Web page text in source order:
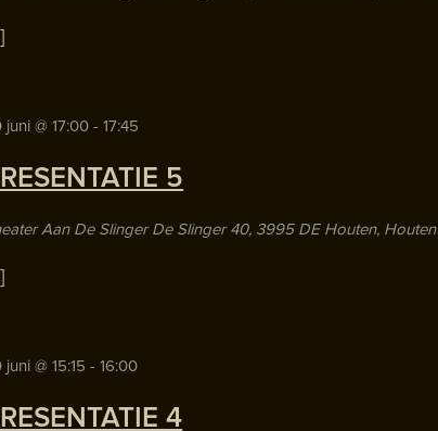
juni @ 17:00 -17:45
5
Aan De SlingerDe Slinger 40, 3995 DE Houten, Houten
@ 15:15 -16:00
4